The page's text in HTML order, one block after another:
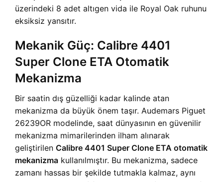
üzerindeki 8 adet altıgen vida ile Royal Oak ruhunu
eksiksiz yansıtır.
Mekanik Güç: Calibre 4401
Super Clone ETA Otomatik
Mekanizma
Bir saatin dış güzelliği kadar kalinde atan
mekanizma da büyük önem taşır. Audemars Piguet
26239OR modelinde, saat dünyasının en güvenilir
mekanizma mimarilerinden ilham alınarak
geliştirilen Calibre 4401 Super Clone ETA otomatik
mekanizma kullanılmıştır. Bu mekanizma, sadece
zamanı hassas bir şekilde tutmakla kalmaz, aynı